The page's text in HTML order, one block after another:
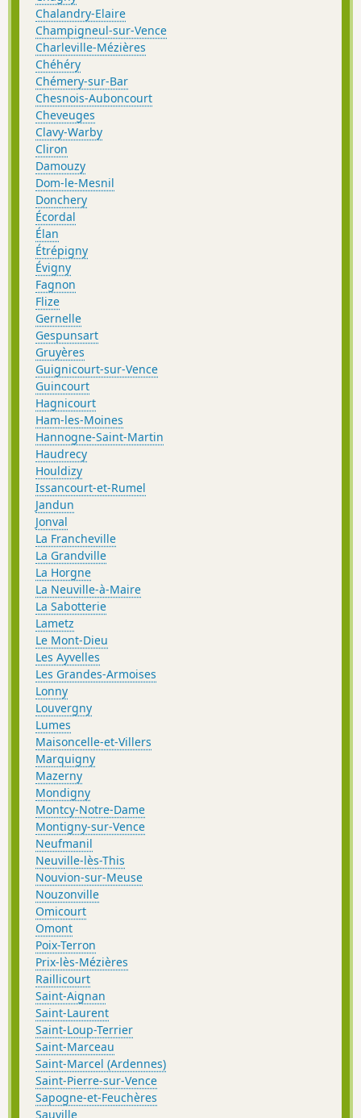
Chalandry-Elaire
Champigneul-sur-Vence
Charleville-Mézières
Chéhéry
Chémery-sur-Bar
Chesnois-Auboncourt
Cheveuges
Clavy-Warby
Cliron
Damouzy
Dom-le-Mesnil
Donchery
Écordal
Élan
Étrépigny
Évigny
Fagnon
Flize
Gernelle
Gespunsart
Gruyères
Guignicourt-sur-Vence
Guincourt
Hagnicourt
Ham-les-Moines
Hannogne-Saint-Martin
Haudrecy
Houldizy
Issancourt-et-Rumel
Jandun
Jonval
La Francheville
La Grandville
La Horgne
La Neuville-à-Maire
La Sabotterie
Lametz
Le Mont-Dieu
Les Ayvelles
Les Grandes-Armoises
Lonny
Louvergny
Lumes
Maisoncelle-et-Villers
Marquigny
Mazerny
Mondigny
Montcy-Notre-Dame
Montigny-sur-Vence
Neufmanil
Neuville-lès-This
Nouvion-sur-Meuse
Nouzonville
Omicourt
Omont
Poix-Terron
Prix-lès-Mézières
Raillicourt
Saint-Aignan
Saint-Laurent
Saint-Loup-Terrier
Saint-Marceau
Saint-Marcel (Ardennes)
Saint-Pierre-sur-Vence
Sapogne-et-Feuchères
Sauville